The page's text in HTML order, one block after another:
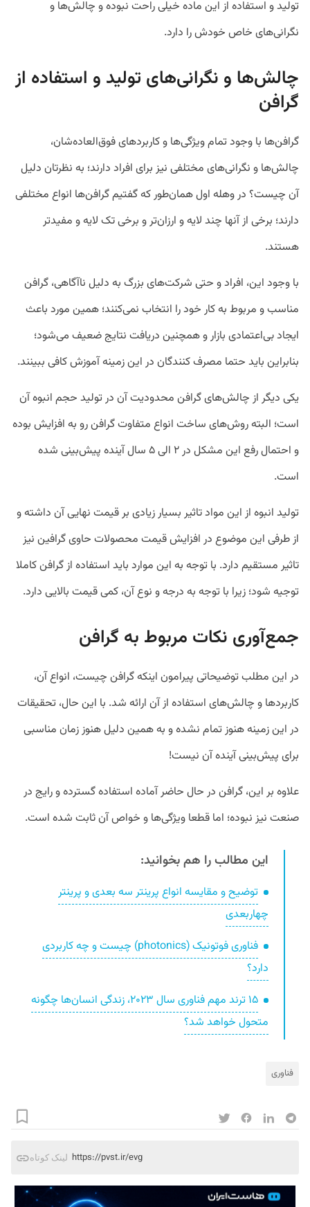
تولید و استفاده از این ماده خیلی راحت نبوده و چالش‌ها و
نگرانی‌های خاص خودش را دارد.
چالش‌ها و نگرانی‌های تولید و استفاده از
گرافن
گرافن‌ها با وجود تمام ویژگی‌ها و کاربردها‌ی فوق‌العاده‌شان،
چالش‌ها و نگرانی‌های مختلفی نیز برای افراد دارند؛ به نظرتان دلیل
آن چیست؟ در وهله اول همان‌طور که گفتیم گرافن‌ها انواع مختلفی
دارند؛ برخی از آنها چند لایه و ارزان‌تر و برخی تک لایه و مفیدتر
هستند.
با وجود این، افراد و حتی شرکت‌های بزرگ به دلیل ناآگاهی، گرافن
مناسب و مربوط به کار خود را انتخاب نمی‌کنند؛ همین مورد باعث
ایجاد بی‌اعتمادی بازار و همچنین دریافت نتایج ضعیف می‌شود؛
بنابراین باید حتما مصرف کنندگان در این زمینه آموزش کافی ببینند.
یکی دیگر از چالش‌های گرافن محدودیت آن در تولید حجم انبوه آن
است؛ البته روش‌های ساخت انواع متفاوت گرافن رو به افزایش بوده
و احتمال رفع این مشکل در ۲ الی ۵ سال آینده پیش‌بینی شده
است.
تولید انبوه از این مواد تاثیر بسیار زیادی بر قیمت نهایی آن داشته و
از طرفی این موضوع در افزایش قیمت محصولات حاوی گرافین نیز
تاثیر مستقیم دارد. با توجه به این موارد باید استفاده از گرافن کاملا
توجیه شود؛ زیرا با توجه به درجه و نوع آن، کمی قیمت بالایی دارد.
جمع‌آوری نکات مربوط به گرافن
در این مطلب توضیحاتی پیرامون اینکه گرافن چیست، انواع آن،
کاربردها و چالش‌های استفاده از آن ارائه شد. با این حال، تحقیقات
در این زمینه هنوز تمام نشده و به همین دلیل هنوز زمان مناسبی
برای پیش‌بینی آینده آن نیست!
علاوه بر این، گرافن در حال حاضر آماده استفاده گسترده و رایج در
صنعت نیز نبوده؛ اما قطعا ویژگی‌ها و خواص آن ثابت شده است.
این مطالب را هم بخوانید:
توضیح و مقایسه انواع پرینتر سه‌ بعدی و پرینتر
چهاربعدی
فناوری فوتونیک (photonics) چیست و چه کاربردی
دارد؟
۱۵ ترند مهم فناوری سال ۲۰۲۳، زندگی انسان‌ها چگونه
متحول خواهد شد؟
فناوری
لینک کوتاه https://pvst.ir/evg